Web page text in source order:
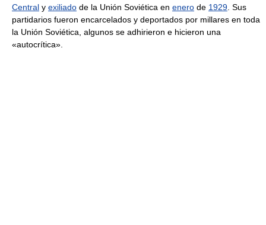
Central y exiliado de la Unión Soviética en enero de 1929 . Sus
partidarios fueron encarcelados y deportados por millares en toda
la Unión Soviética, algunos se adhirieron e hicieron una
«autocrítica».